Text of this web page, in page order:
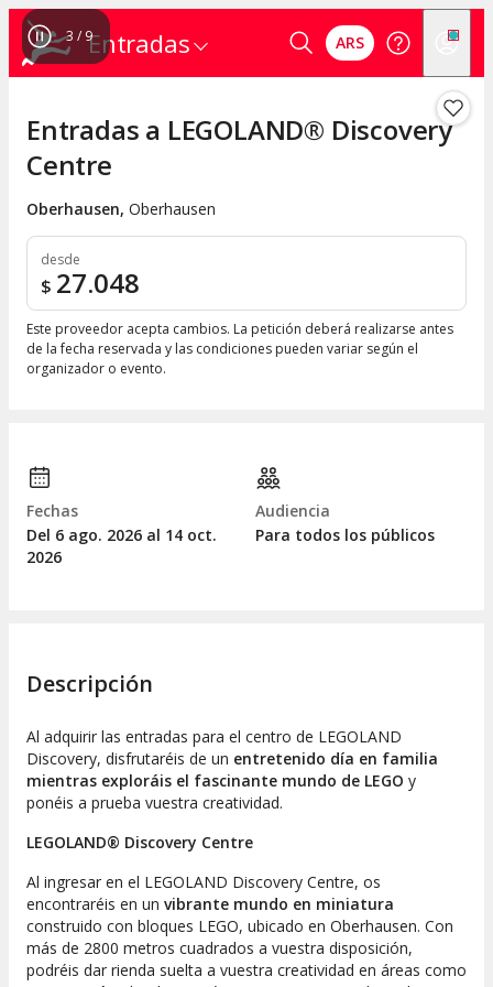
Entradas ARS
4 / 9
Entradas a LEGOLAND® Discovery
Centre
Oberhausen, Oberhausen
desde
$ 27.048
Este proveedor acepta cambios. La petición deberá realizarse antes
de la fecha reservada y las condiciones pueden variar según el
organizador o evento.
Fechas
Del 6 ago. 2026 al 14 oct.
2026
Audiencia
Para todos los públicos
Descripción
Al adquirir las entradas para el centro de LEGOLAND
Discovery, disfrutaréis de un entretenido día en familia
mientras exploráis el fascinante mundo de LEGO y
ponéis a prueba vuestra creatividad.
LEGOLAND® Discovery Centre
Al ingresar en el LEGOLAND Discovery Centre, os
encontraréis en un vibrante mundo en miniatura
construido con bloques LEGO, ubicado en Oberhausen. Con
más de 2800 metros cuadrados a vuestra disposición,
podréis dar rienda suelta a vuestra creatividad en áreas como